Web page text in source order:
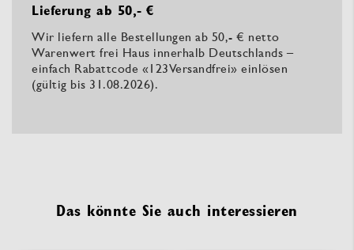
Lieferung ab 50,- €
Wir liefern alle Bestellungen ab 50,- € netto
Warenwert frei Haus innerhalb Deutschlands –
einfach Rabattcode «123Versandfrei» einlösen
(gültig bis 31.08.2026).
Das könnte Sie auch interessieren